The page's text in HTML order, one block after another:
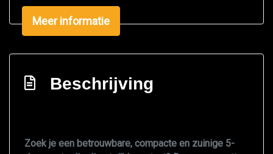
Overige
Anti blokkeer systeem
Bestuurdersairbag
Passagiersairbag
Meer informatie
Beschrijving
Zoek je een betrouwbare, compacte en zuinige 5-